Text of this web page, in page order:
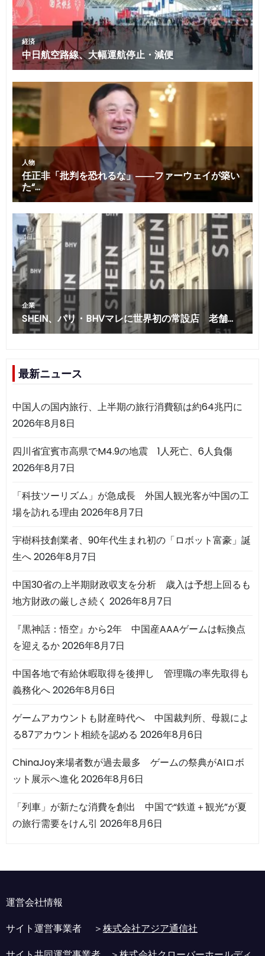
最新ニュース
中国人の国内旅行、上半期の旅行消費額は約64兆円に
2026年8月8日
四川省宜賓市高県でM4.9の地震 1人死亡、6人負傷
2026年8月7日
「科技ツーリズム」が急成長 外国人観光客が中国の工
場を訪れる理由 2026年8月7日
宇樹科技創業者、90年代生まれ初の「ロボット富豪」誕
生へ2026年8月7日
中国30省の上半期財政収支を分析 歳入は予想上回るも
地方財政の厳しさ続く 2026年8月7日
『黒神話：悟空』から2年 中国産AAAゲームは転換点
を迎えるか2026年8月7日
中国各地で有給休暇取得を後押し 管理職の率先取得も
義務化へ2026年8月6日
ゲームアカウントも財産時代へ 中国裁判所、母親によ
る87アカウント相続を認める 2026年8月6日
ChinaJoy来場者数が過去最多 ゲームの祭典がAIロボ
ット展示へ進化2026年8月6日
「列車」が新たな消費を創出 中国で“鉄道＋観光”が夏
の旅行需要をけん引 2026年8月6日
運営会社情報
サイト運営事業者 ＞株式会社アジア通信社